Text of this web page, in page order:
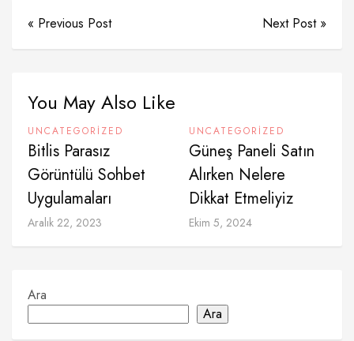
« Previous Post Next Post »
You May Also Like
UNCATEGORIZED
Bitlis Parasız
Görüntülü Sohbet
Uygulamaları
Aralık 22, 2023
UNCATEGORIZED
Güneş Paneli Satın
Alırken Nelere
Dikkat Etmeliyiz
Ekim 5, 2024
Ara
Ara